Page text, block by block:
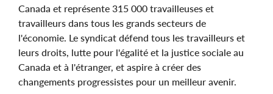
Canada et représente 315 000 travailleuses et
travailleurs dans tous les grands secteurs de
l'économie. Le syndicat défend tous les travailleurs et
leurs droits, lutte pour l'égalité et la justice sociale au
Canada et à l'étranger, et aspire à créer des
changements progressistes pour un meilleur avenir.